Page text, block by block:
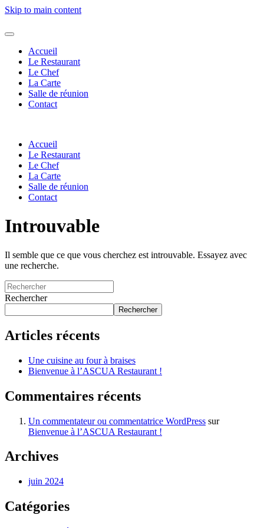
Skip to main content
Accueil
Le Restaurant
Le Chef
La Carte
Salle de réunion
Contact
Accueil
Le Restaurant
Le Chef
La Carte
Salle de réunion
Contact
Introuvable
Il semble que ce que vous cherchez est introuvable. Essayez avec
une recherche.
Rechercher
Rechercher
Articles récents
Une cuisine au four à braises
Bienvenue à l’ASCUA Restaurant !
Commentaires récents
Un commentateur ou commentatrice WordPress sur
Bienvenue à l’ASCUA Restaurant !
Archives
juin 2024
Catégories